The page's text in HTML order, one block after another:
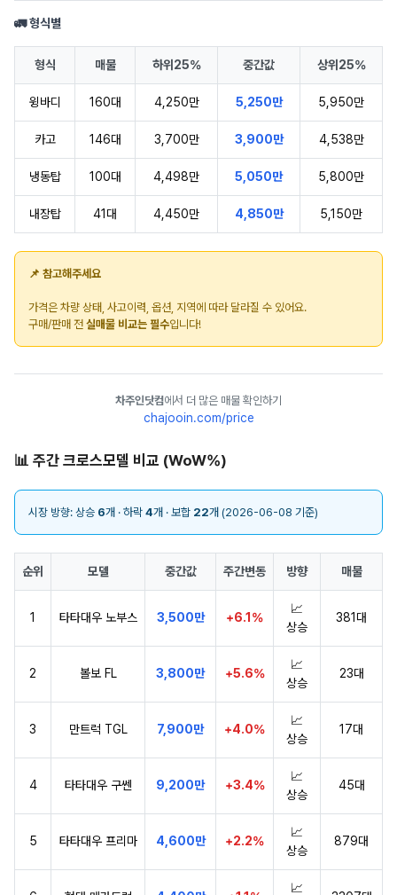
🚛 형식별
형식 매물 하위25% 중간값 상위25%
윙바디 160대 4,250만 5,250만 5,950만
카고 146대 3,700만 3,900만 4,538만
냉동탑 100대 4,498만 5,050만 5,800만
내장탑 41대 4,450만 4,850만 5,150만
📌 참고해주세요
가격은 차량 상태, 사고이력, 옵션, 지역에 따라 달라질 수 있어요.
구매/판매 전 실매물 비교는 필수입니다!
차주인닷컴에서 더 많은 매물 확인하기
chajooin.com/price
📊 주간 크로스모델 비교 (WoW%)
시장 방향: 상승 6개 · 하락 4개 · 보합 22개 (2026-06-08 기준)
순위 모델 중간값 주간변동 방향 매물
1 타타대우 노부스 3,500만 +6.1%
📈
상승
381대
2 볼보 FL 3,800만 +5.6%
📈
상승
23대
3 만트럭 TGL 7,900만 +4.0%
📈
상승
17대
4 타타대우 구쎈 9,200만 +3.4%
📈
상승
45대
5 타타대우 프리마 4,600만 +2.2%
📈
상승
879대
📈